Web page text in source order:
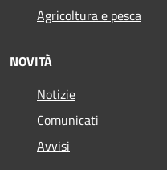
Agricoltura e pesca
NOVITÀ
Notizie
Comunicati
Avvisi